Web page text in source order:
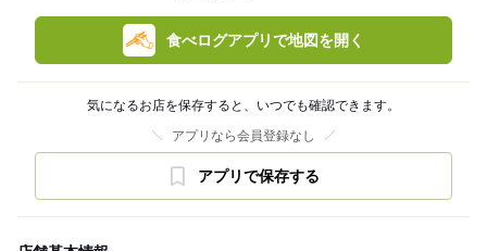
食べログアプリで地図を開く
気になるお店を保存すると、いつでも確認できます。
アプリなら会員登録なし
アプリで保存する